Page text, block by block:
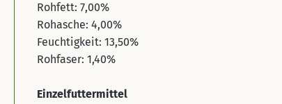
Rohfett: 7,00%
Rohasche: 4,00%
Feuchtigkeit: 13,50%
Rohfaser: 1,40%
Einzelfuttermittel